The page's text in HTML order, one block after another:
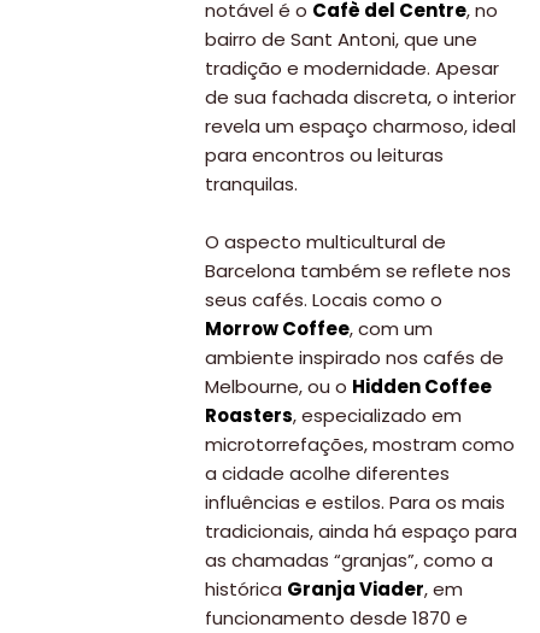
notável é o Cafè del Centre, no
bairro de Sant Antoni, que une
tradição e modernidade. Apesar
de sua fachada discreta, o interior
revela um espaço charmoso, ideal
para encontros ou leituras
tranquilas.
O aspecto multicultural de
Barcelona também se reflete nos
seus cafés. Locais como o
Morrow Coffee, com um
ambiente inspirado nos cafés de
Melbourne, ou o Hidden Coffee
Roasters, especializado em
microtorrefações, mostram como
a cidade acolhe diferentes
influências e estilos. Para os mais
tradicionais, ainda há espaço para
as chamadas “granjas”, como a
histórica Granja Viader, em
funcionamento desde 1870 e